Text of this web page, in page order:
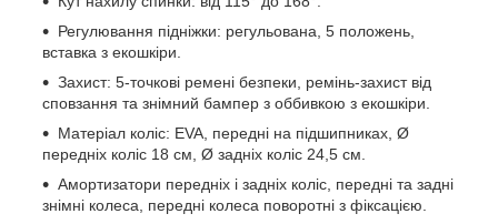
Регулювання підніжки: регульована, 5 положень,
вставка з екошкіри.
Захист: 5-точкові ремені безпеки, ремінь-захист від
сповзання та знімний бампер з оббивкою з екошкіри.
Матеріал коліс: EVA, передні на підшипниках, Ø
передніх коліс 18 см, Ø задніх коліс 24,5 см.
Амортизатори передніх і задніх коліс, передні та задні
знімні колеса, передні колеса поворотні з фіксацією.